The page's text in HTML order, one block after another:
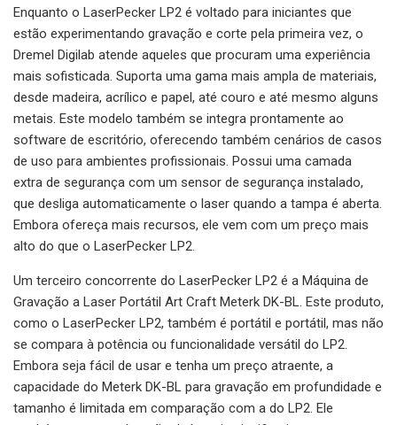
Enquanto o LaserPecker LP2 é voltado para iniciantes que
estão experimentando gravação e corte pela primeira vez, o
Dremel Digilab atende aqueles que procuram uma experiência
mais sofisticada. Suporta uma gama mais ampla de materiais,
desde madeira, acrílico e papel, até couro e até mesmo alguns
metais. Este modelo também se integra prontamente ao
software de escritório, oferecendo também cenários de casos
de uso para ambientes profissionais. Possui uma camada
extra de segurança com um sensor de segurança instalado,
que desliga automaticamente o laser quando a tampa é aberta.
Embora ofereça mais recursos, ele vem com um preço mais
alto do que o LaserPecker LP2.
Um terceiro concorrente do LaserPecker LP2 é a Máquina de
Gravação a Laser Portátil Art Craft Meterk DK-BL. Este produto,
como o LaserPecker LP2, também é portátil e portátil, mas não
se compara à potência ou funcionalidade versátil do LP2.
Embora seja fácil de usar e tenha um preço atraente, a
capacidade do Meterk DK-BL para gravação em profundidade e
tamanho é limitada em comparação com a do LP2. Ele